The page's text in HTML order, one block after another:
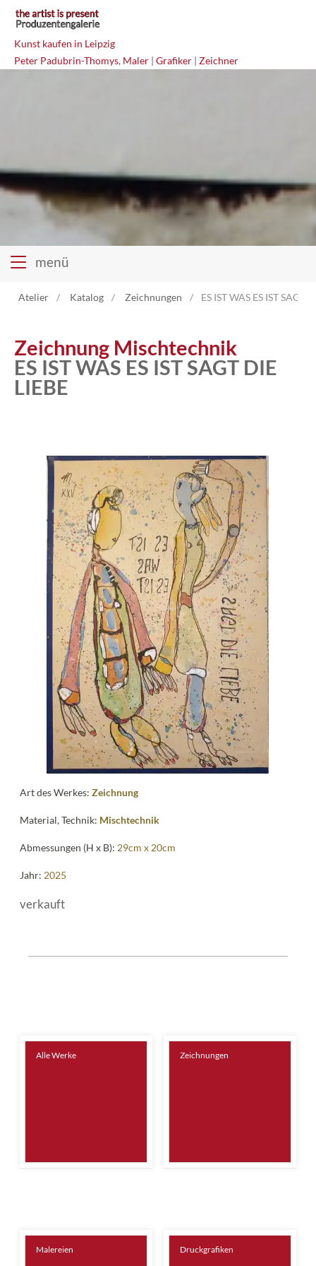
Kunst kaufen in Leipzig
Peter Padubrin-Thomys, Maler | Grafiker | Zeichner
menü
Atelier
Katalog
Vita
News
Kontakt
Atelier Katalog Zeichnungen ES IST WAS ES IST
Zeichnung Mischtechnik
ES IST WAS ES IST SAGT DIE
LIEBE
Art des Werkes:Zeichnung
Material, Technik: Mischtechnik
Abmessungen (H x B): 29cm x 20cm
Jahr: 2025
verkauft
Alle Werke Zeichnungen
Malereien Druckgrafiken